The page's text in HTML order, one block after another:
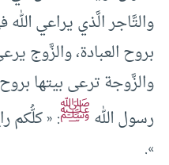
والتَّاجر الَّذي يراعي
بروح العبادة، والزَّوج
والزَّوجة ترعى بيتها
رسول اللهﷺ: « كلُّكم
».